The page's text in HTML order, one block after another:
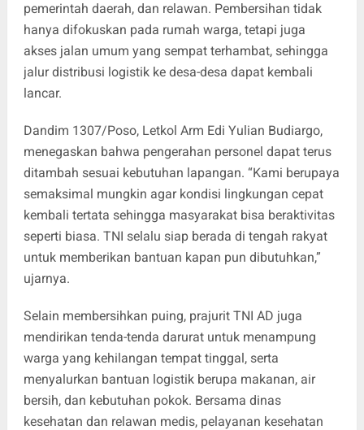
pemerintah daerah, dan relawan. Pembersihan tidak
hanya difokuskan pada rumah warga, tetapi juga
akses jalan umum yang sempat terhambat, sehingga
jalur distribusi logistik ke desa-desa dapat kembali
lancar.
Dandim 1307/Poso, Letkol Arm Edi Yulian Budiargo,
menegaskan bahwa pengerahan personel dapat terus
ditambah sesuai kebutuhan lapangan. “Kami berupaya
semaksimal mungkin agar kondisi lingkungan cepat
kembali tertata sehingga masyarakat bisa beraktivitas
seperti biasa. TNI selalu siap berada di tengah rakyat
untuk memberikan bantuan kapan pun dibutuhkan,”
ujarnya.
Selain membersihkan puing, prajurit TNI AD juga
mendirikan tenda-tenda darurat untuk menampung
warga yang kehilangan tempat tinggal, serta
menyalurkan bantuan logistik berupa makanan, air
bersih, dan kebutuhan pokok. Bersama dinas
kesehatan dan relawan medis, pelayanan kesehatan